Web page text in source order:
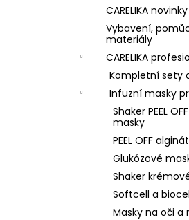
CARELIKA novinky
Vybavení,
materiály
CARELIKA
Kompletní sety
Infuzní masky
Shaker PEEL
masky
PEEL OFF
Glukózové
Shaker
Softcell a
Masky na oči a